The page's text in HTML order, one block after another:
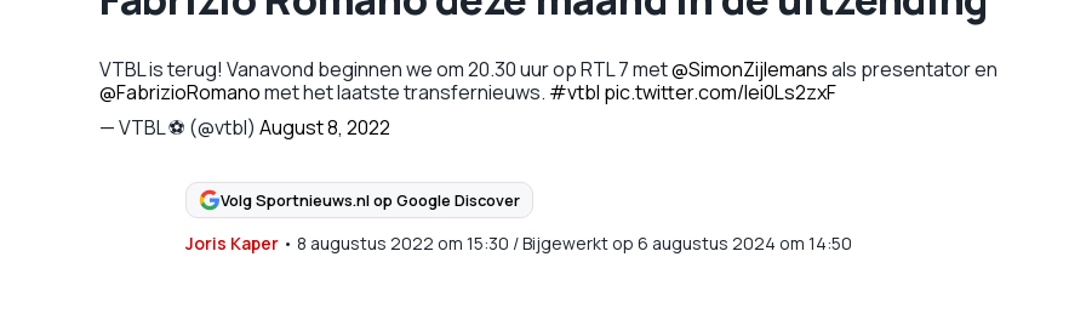
VTBL is terug! Vanavond beginnen we om 20.30 uur op RTL 7 met@SimonZijlemansals presentator en
@FabrizioRomanomet het laatste transfernieuws. #vtbl pic.twitter.com/lei0Ls2zxF
— VTBL ⚽ (@vtbl) August 8, 2022
Volg Sportnieuws.nl op Google Discover
Joris Kaper• 8 augustus 2022 om 15:30 /Bijgewerkt op 6 augustus 2024 om 14:50